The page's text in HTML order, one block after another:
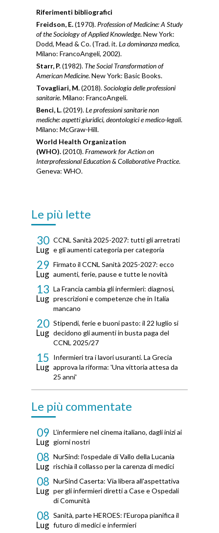
Riferimenti bibliografici
Freidson, E.(1970). Profession of Medicine: A Study
of the Sociology of Applied Knowledge. New York:
Dodd, Mead & Co. (Trad. it.La dominanza medica,
Milano: FrancoAngeli, 2002).
Starr, P.(1982). The Social Transformation of
American Medicine. New York: Basic Books.
Tovagliari, M.(2018).Sociologia delle professioni
sanitarie. Milano: FrancoAngeli.
Benci, L.(2019).Le professioni sanitarie non
mediche: aspetti giuridici, deontologici e medico-legali.
Milano: McGraw-Hill.
World Health Organization
(WHO).(2010).Framework for Action on
Interprofessional Education & Collaborative Practice.
Geneva: WHO.
Le più lette
30
Lug
CCNL Sanità 2025-2027: tutti gli arretrati
e gli aumenti categoria per categoria
29
Lug
Firmato il CCNL Sanità 2025-2027: ecco
aumenti, ferie, pause e tutte le novità
13
Lug
La Francia cambia gli infermieri: diagnosi,
prescrizioni e competenze che in Italia
mancano
20
Lug
Stipendi, ferie e buoni pasto: il 22 luglio si
decidono gli aumenti in busta paga del
CCNL 2025/27
15
Lug
Infermieri tra i lavori usuranti. La Grecia
approva la riforma: 'Una vittoria attesa da
25 anni'
Le più commentate
09
Lug
L’infermiere nel cinema italiano, dagli inizi ai
giorni nostri
08
Lug
NurSind: l'ospedale di Vallo della Lucania
rischia il collasso per la carenza di medici
08
Lug
NurSind Caserta: Via libera all'aspettativa
per gli infermieri diretti a Case e Ospedali
di Comunità
08
Lug
Sanità, parte HEROES: l'Europa pianifica il
futuro di medici e infermieri